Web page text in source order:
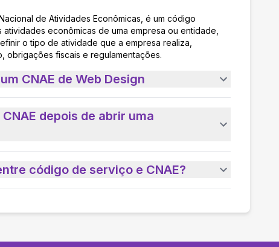
de Atividades Econômicas, é um código
econômicas de uma empresa ou entidade,
o tipo de atividade que a empresa realiza,
obrigações fiscais e regulamentações.
CNAE de Web Design
depois de abrir uma
código de serviço e CNAE?